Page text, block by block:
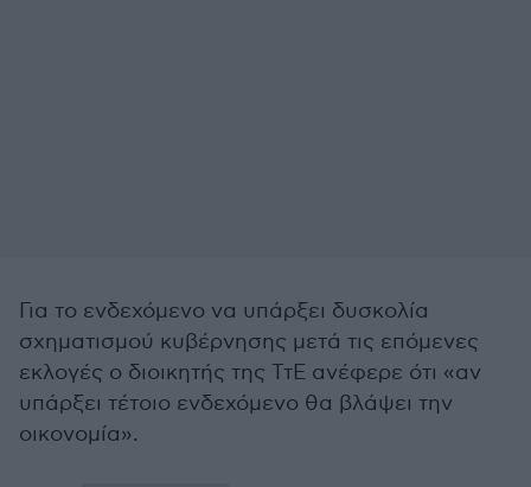
Για το ενδεχόμενο να υπάρξει δυσκολία
σχηματισμού κυβέρνησης μετά τις επόμενες
εκλογές ο διοικητής της ΤτΕ ανέφερε ότι «αν
υπάρξει τέτοιο ενδεχόμενο θα βλάψει την
οικονομία».